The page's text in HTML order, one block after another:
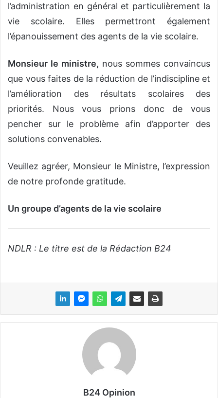
l’administration en général et particulièrement la
vie scolaire. Elles permettront également
l’épanouissement des agents de la vie scolaire.
Monsieur le ministre, nous sommes convaincus
que vous faites de la réduction de l’indiscipline et
l’amélioration des résultats scolaires des
priorités. Nous vous prions donc de vous
pencher sur le problème afin d’apporter des
solutions convenables.
Veuillez agréer, Monsieur le Ministre, l’expression
de notre profonde gratitude.
Un groupe d’agents de la vie scolaire
NDLR : Le titre est de la Rédaction B24
B24 Opinion